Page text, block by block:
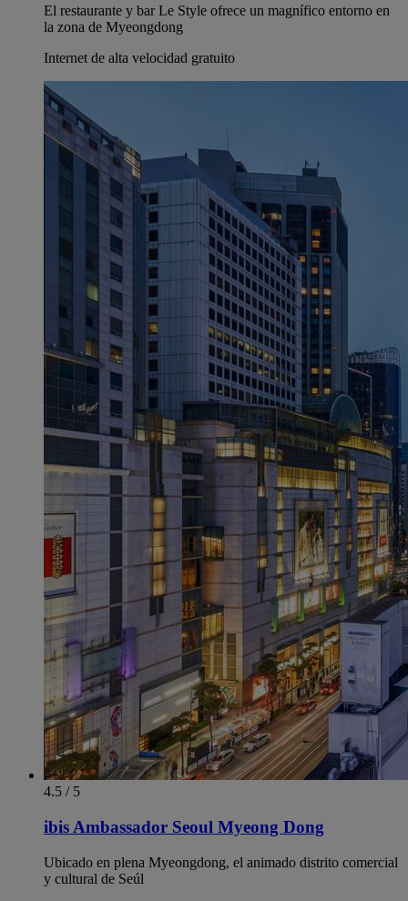
El restaurante y bar Le Style ofrece un magnífico entorno en
la zona de Myeongdong
Internet de alta velocidad gratuito
4.5 / 5
ibis Ambassador Seoul Myeong Dong
Ubicado en plena Myeongdong, el animado distrito comercial
y cultural de Seúl